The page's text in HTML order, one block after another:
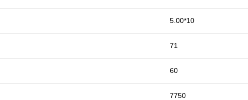
5.00*10
71
60
7750